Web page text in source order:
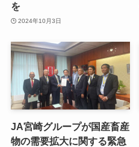
を
2024年10月3日
JA宮崎グループが国産畜産
物の需要拡大に関する緊急